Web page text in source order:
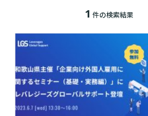
1 件の検索結果